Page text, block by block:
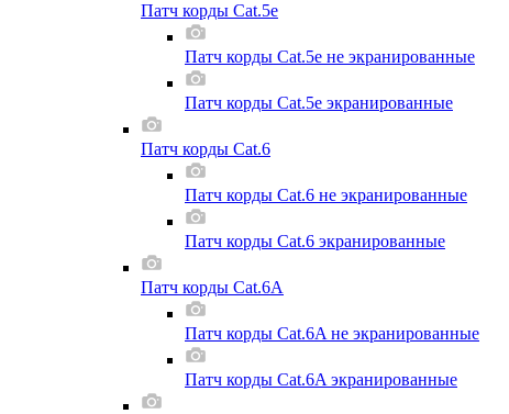
Патч корды Cat.5e
Патч корды Cat.5e не экранированные
Патч корды Cat.5e экранированные
Патч корды Cat.6
Патч корды Cat.6 не экранированные
Патч корды Cat.6 экранированные
Патч корды Cat.6A
Патч корды Cat.6A не экранированные
Патч корды Cat.6A экранированные